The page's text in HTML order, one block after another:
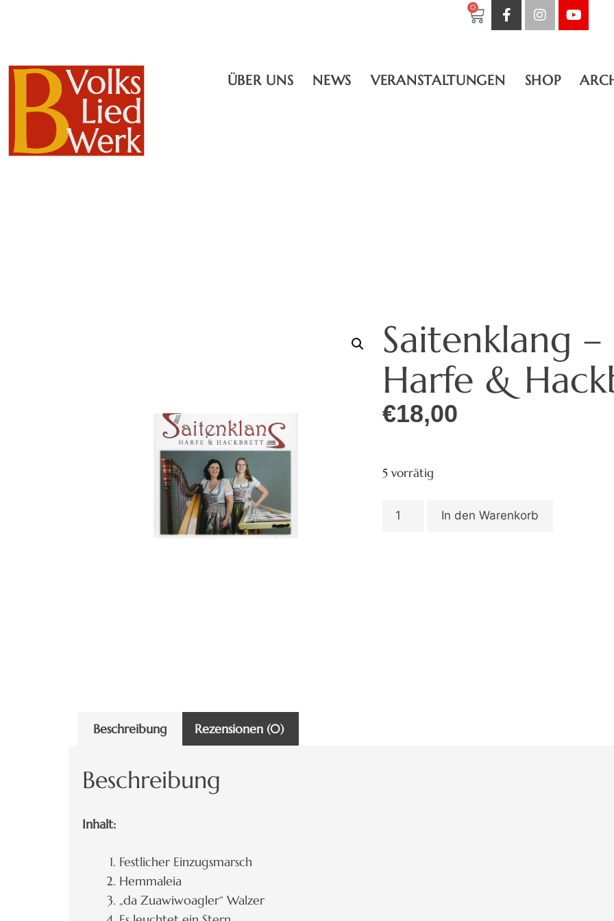
0
ÜBER UNS NEWS VERANSTALTUNGEN SHOP
Saitenklang –
Harfe &
€18,00
5 vorrätig
In den Warenkorb
Beschreibung Rezensionen (0)
Beschreibung
Inhalt:
Festlicher Einzugsmarsch
Hemmaleia
„da Zuawiwoagler“ Walzer